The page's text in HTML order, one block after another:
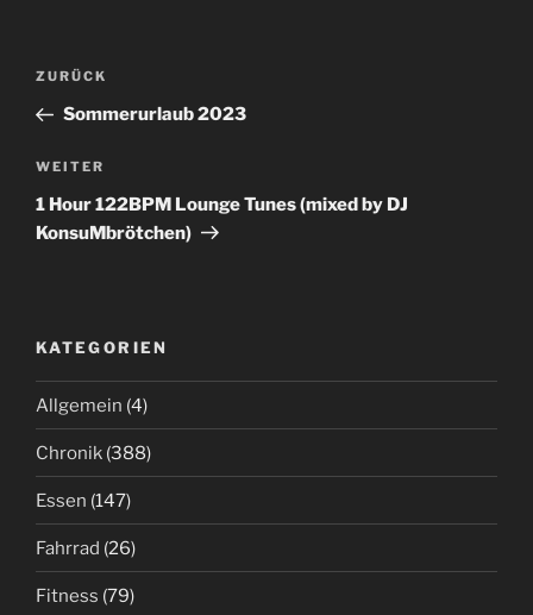
Beitrags-
Vorheriger
Beitrag
ZURÜCK
Sommerurlaub 2023
Nächster
Beitrag
WEITER
1 Hour 122BPM Lounge Tunes (mixed by DJ
KonsuMbrötchen)
KATEGORIEN
Allgemein (4)
Chronik (388)
Essen (147)
Fahrrad (26)
Fitness (79)